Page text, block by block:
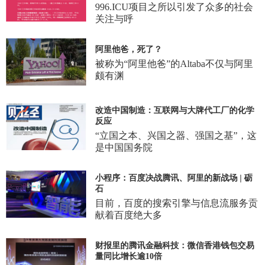
996.ICU项目之所以引发了众多的社会
关注与呼
阿里他爸，死了？
被称为“阿里他爸”的Altaba不仅与阿里
颇有渊
改造中国制造：互联网与大牌代工厂的化学
反应
“立国之本、兴国之器、强国之基”，这
是中国国务院
小程序：百度决战腾讯、阿里的新战场 | 砺
石
目前，百度的搜索引擎与信息流服务贡
献着百度绝大多
财报里的腾讯金融科技：微信香港钱包交易
量同比增长逾10倍